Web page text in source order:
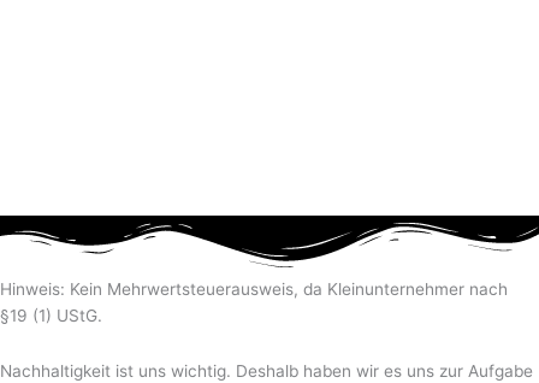
Hinweis: Kein Mehrwertsteuerausweis, da Kleinunternehmer nach
§19 (1) UStG.
Nachhaltigkeit ist uns wichtig. Deshalb haben wir es uns zur Aufgabe